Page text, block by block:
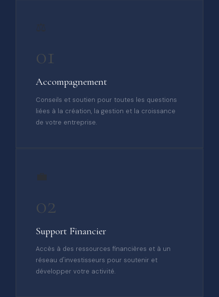
01
Accompagnement
Conseils et soutien pour toutes les questions
liées à la création, la gestion et la croissance
de votre entreprise.
02
Support Financier
Accès à des ressources financières et à un
réseau d'investisseurs pour soutenir et
développer votre activité.